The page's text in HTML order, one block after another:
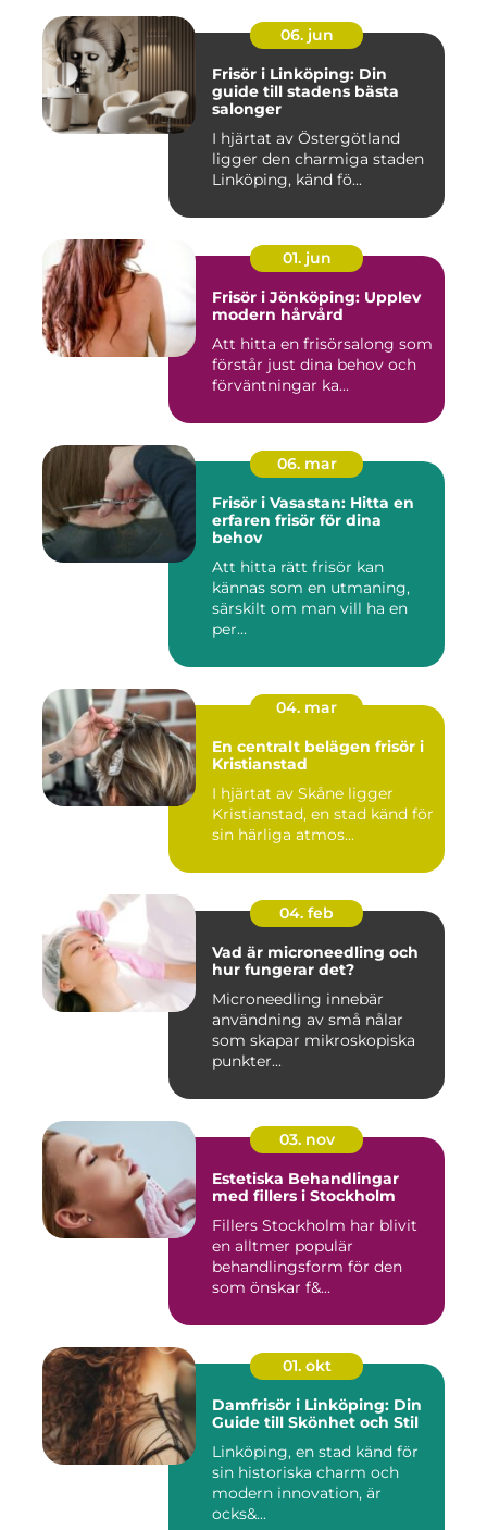
06. jun
Frisör i Linköping: Din
guide till stadens bästa
salonger
I hjärtat av Östergötland
ligger den charmiga staden
Linköping, känd fö...
01. jun
Frisör i Jönköping: Upplev
modern hårvård
Att hitta en frisörsalong som
förstår just dina behov och
förväntningar ka...
06. mar
Frisör i Vasastan: Hitta en
erfaren frisör för dina
behov
Att hitta rätt frisör kan
kännas som en utmaning,
särskilt om man vill ha en
per...
04. mar
En centralt belägen frisör i
Kristianstad
I hjärtat av Skåne ligger
Kristianstad, en stad känd för
sin härliga atmos...
04. feb
Vad är microneedling och
hur fungerar det?
Microneedling innebär
användning av små nålar
som skapar mikroskopiska
punkter...
03. nov
Estetiska Behandlingar
med fillers i Stockholm
Fillers Stockholm har blivit
en alltmer populär
behandlingsform för den
som önskar f&...
01. okt
Damfrisör i Linköping: Din
Guide till Skönhet och Stil
Linköping, en stad känd för
sin historiska charm och
modern innovation, är
ocks&...